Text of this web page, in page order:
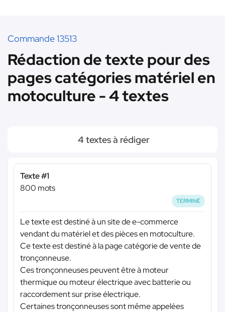
Commande 13513
Rédaction de texte pour des
pages catégories matériel en
motoculture - 4 textes
4 textes à rédiger
Texte #1
800 mots
TERMINÉ
Le texte est destiné à un site de e-commerce
vendant du matériel et des pièces en motoculture.
Ce texte est destiné à la page catégorie de vente de
tronçonneuse.
Ces tronçonneuses peuvent être à moteur
thermique ou moteur électrique avec batterie ou
raccordement sur prise électrique.
Certaines tronçonneuses sont même appelées